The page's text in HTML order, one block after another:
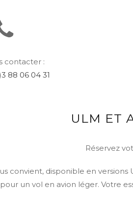
contacter :
88 06 04 31
ULM ET
Réservez
convient, disponible en
un vol en avion léger. Votre